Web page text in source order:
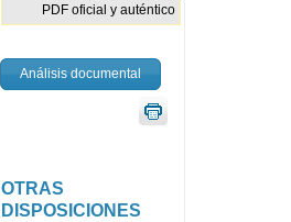
PDF oficial y auténtico
Análisis documental
OTRAS
DISPOSICIONES